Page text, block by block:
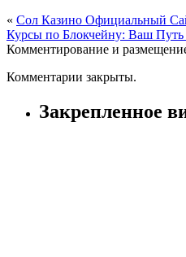
« Сол Казино Официальный
Курсы по Блокчейну: Ваш
Комментирование и
Комментарии закрыты.
Закрепленное